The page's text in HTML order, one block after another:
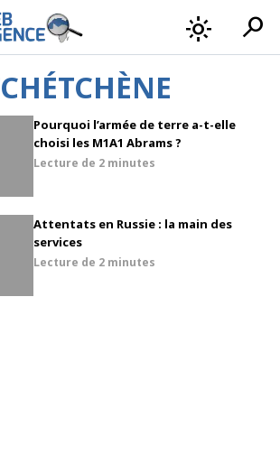
light_mode search
Pourquoi l’armée de terre a-t-elle
choisi les M1A1 Abrams ?
Lecture de 2 minutes
Attentats en Russie : la main des
services
Lecture de 2 minutes